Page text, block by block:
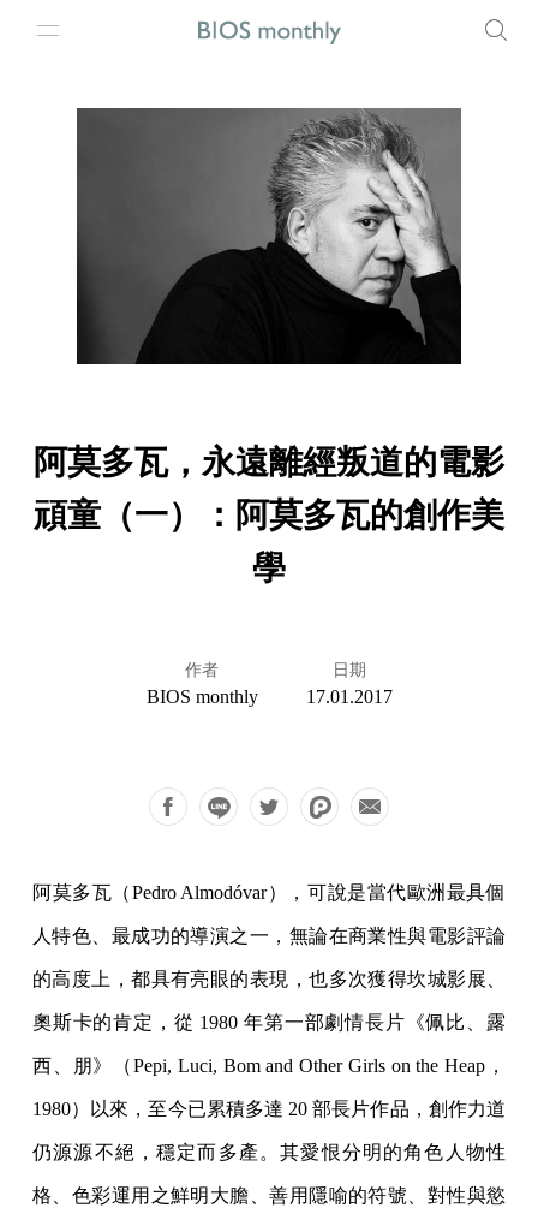
阿莫多瓦，永遠離經叛道的電影
頑童（一）：阿莫多瓦的創作美
學
作者
BIOS monthly
日期
17.01.2017
阿莫多瓦（Pedro Almodóvar），可說是當代歐洲最具個
人特色、最成功的導演之一，無論在商業性與電影評論
的高度上，都具有亮眼的表現，也多次獲得坎城影展、
奧斯卡的肯定，從 1980 年第一部劇情長片《佩比、露
西、朋》（Pepi, Luci, Bom and Other Girls on the Heap，
1980）以來，至今已累積多達 20 部長片作品，創作力道
仍源源不絕，穩定而多產。其愛恨分明的角色人物性
格、色彩運用之鮮明大膽、善用隱喻的符號、對性與慾